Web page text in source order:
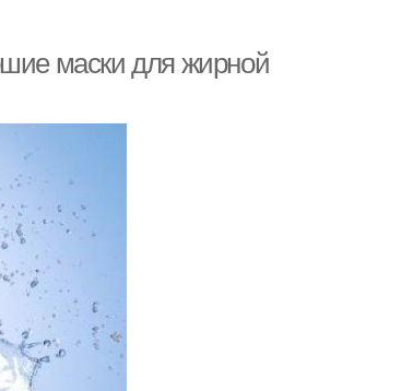
маски для жирной